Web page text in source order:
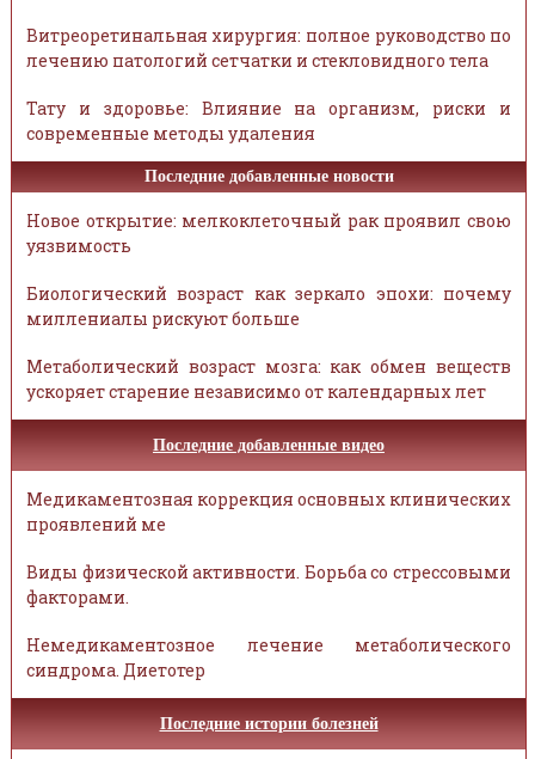
Витреоретинальная хирургия: полное руководство по
лечению патологий сетчатки и стекловидного тела
Тату и здоровье: Влияние на организм, риски и
современные методы удаления
Последние добавленные новости
Новое открытие: мелкоклеточный рак проявил свою
уязвимость
Биологический возраст как зеркало эпохи: почему
миллениалы рискуют больше
Метаболический возраст мозга: как обмен веществ
ускоряет старение независимо от календарных лет
Последние добавленные видео
Медикаментозная коррекция основных клинических
проявлений ме
Виды физической активности. Борьба со стрессовыми
факторами.
Немедикаментозное лечение метаболического
синдрома. Диетотер
Последние истории болезней